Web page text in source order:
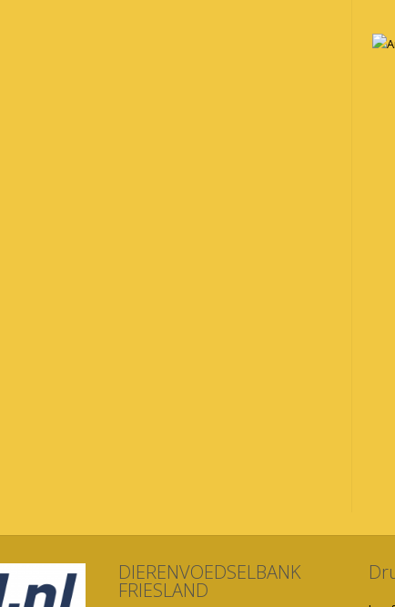
DIERENVOEDSELBANK
FRIESLAND